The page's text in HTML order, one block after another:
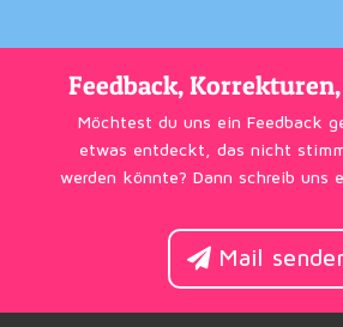
Feedback,
Möchtest du uns ein Feedback
etwas entdeckt, das nicht
werden könnte? Dann schreib uns
Mail